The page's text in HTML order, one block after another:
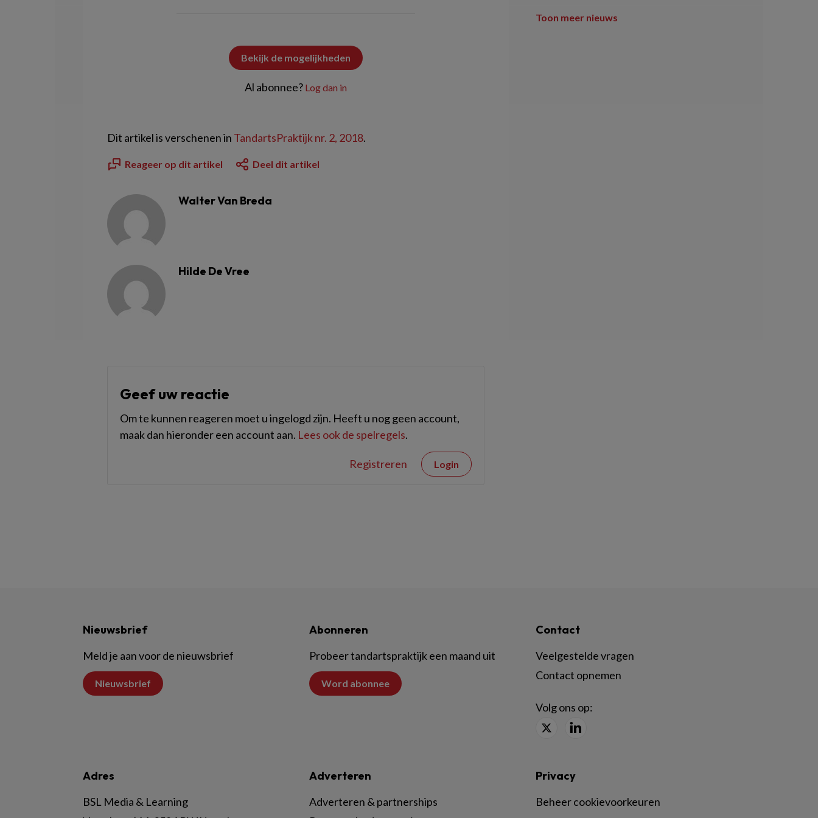
Bekijk de mogelijkheden
Al abonnee? Log dan in
Dit artikel is verschenen in TandartsPraktijk nr. 2, 2018.
Reageer op dit artikel Deel dit artikel
Walter Van Breda
Hilde De Vree
Geef uw reactie
Om te kunnen reageren moet u ingelogd zijn. Heeft u nog geen account,
maak dan hieronder een account aan. Lees ook de spelregels.
Registreren Login
Toon meer nieuws
Nieuwsbrief
Meld je aan voor de nieuwsbrief
Nieuwsbrief
Abonneren
Probeer tandartspraktijk een maand uit
Word abonnee
Contact
Veelgestelde vragen
Contact opnemen
Volg ons op:
Adres
BSL Media & Learning
Adverteren
Adverteren & partnerships
Privacy
Beheer cookievoorkeuren